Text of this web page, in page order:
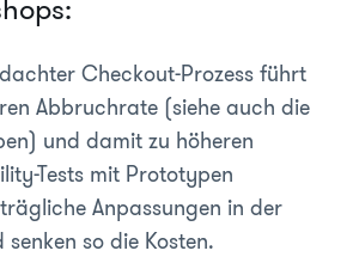
Checkout-Prozess führt
Abbruchrate (siehe auch die
und damit zu höheren
Tests mit Prototypen
Anpassungen in der
so die Kosten.